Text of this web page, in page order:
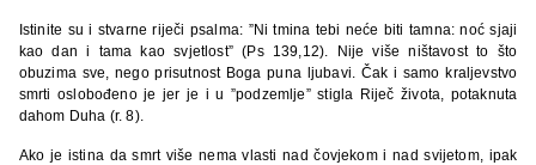
Istinite su i stvarne riječi psalma: ”Ni tmina tebi neće biti tamna: noć sjaji
kao dan i tama kao svjetlost” (Ps 139,12). Nije više ništavost to što
obuzima sve, nego prisutnost Boga puna ljubavi. Čak i samo kraljevstvo
smrti oslobođeno je jer je i u ”podzemlje” stigla Riječ života, potaknuta
dahom Duha (r. 8).
Ako je istina da smrt više nema vlasti nad čovjekom i nad svijetom, ipak